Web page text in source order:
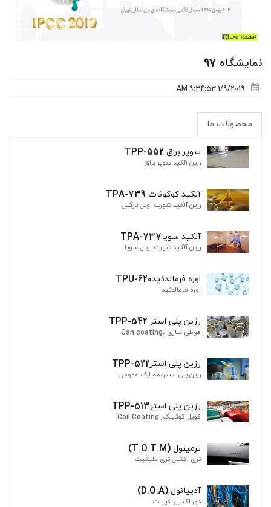
نمایشگاه 97
1/9/2019 9:34:53 AM
محصولات ما
سوپر براق TPP-552
رزین آلکید سوپر براق
آلکید کوکونات TPA-739
رزین آلکید شورت اویل نارگیل
آلکید سویاTPA-737
رزین آلکید شورت اویل سویا
اوره فرمالدئیدTPU-620
اوره فرمالدئید
رزین پلی استر TPP-542
قوطی سازی ،Can coating
رزین پلی استرTPP-522
رزین پلی استر،مصارف عمومی
رزین پلی استرTPP-513
کویل کوتینگ, Coil Coating
ترمینول (T.O.T.M)
تری اکتیل تری ملیتیت
آدیپانول (D.O.A)
دی اکتیل آدیپات